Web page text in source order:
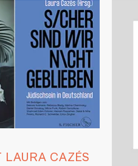
LAURA CAZÉS